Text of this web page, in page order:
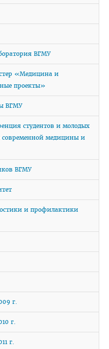
собрания РБ
РБ
Президента РБ
РБ
РБ
ВГМУ
«Медицина и
проекты»
ВГМУ
студентов и молодых
современной медицины и
ВГМУ
и профилактики
г.
г.
г.